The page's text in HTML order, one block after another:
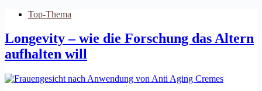
Top-Thema
Longevity – wie die Forschung das Altern
aufhalten will